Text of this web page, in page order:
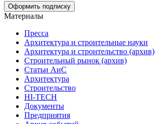
Материалы
Пресса
Архитектура и строительные науки
Архитектура и строительство (архив)
Строительный рынок (архив)
Статьи АиС
Архитектура
Строительство
HI-TECH
Документы
Предприятия